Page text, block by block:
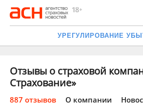
УРЕГУЛИРОВАНИЕ
Отзывы о страховой
Страхование»
887 отзывов О компании